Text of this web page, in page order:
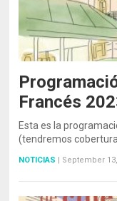
Francés
Esta es la
(tendremos
NOTICIAS | September